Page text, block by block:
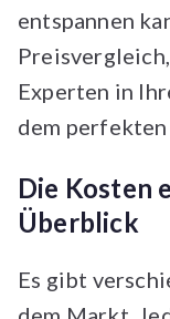
entspannen
Experten in
dem
Die Kosten
Überblick
Es gibt